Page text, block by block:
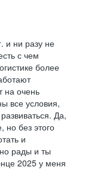
адаптации
нашем
и ни разу не
с чем
более
на очень
все условия,
Да,
но без этого
и
рады и ты
2025 у меня